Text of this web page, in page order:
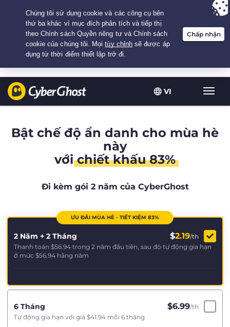
VI
đổi
Your choice:The Best Dealfor 2.1666666666667-years at $
/month
Bật chế độ ẩn danh cho mùa hè
này
vớichiết khấu 83%
Đi kèm gói 2 năm của CyberGhost
ƯU ĐÃI MÙA HÈ - TIẾT KIỆM 83%
2 Năm + 2 Tháng $2.19/th
Thanh toán $56.94 trong 2 năm đầu tiên, sau đó tự động gia hạn
ở mức $56.94 hằng năm
6 Tháng $6.99/th
Tự động gia hạn với giá $41.94 mỗi 6 tháng